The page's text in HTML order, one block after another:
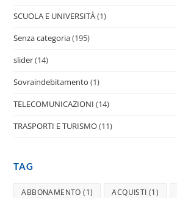
SCUOLA E UNIVERSITÀ(1)
Senza categoria(195)
slider(14)
Sovraindebitamento (1)
TELECOMUNICAZIONI (14)
TRASPORTI E TURISMO(11)
TAG
ABBONAMENTO (1) ACQUISTI (1)